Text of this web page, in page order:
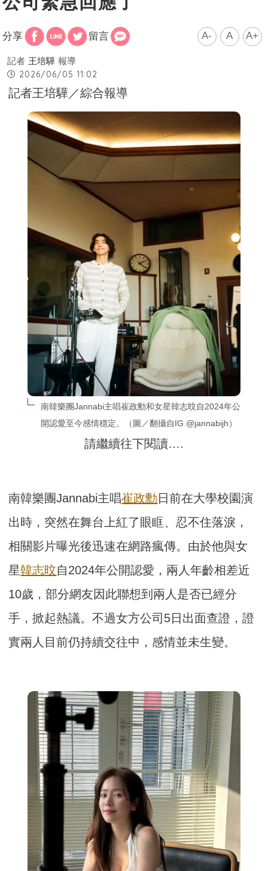
分享 留言 A- A A+
記者 王培驊 報導
2026/06/05 11:02
記者王培驊／綜合報導
南韓樂團Jannabi主唱崔政勳和女星韓志旼自2024年公
開認愛至今感情穩定。（圖／翻攝自IG @jannabijh）
請繼續往下閱讀….
南韓樂團Jannabi主唱崔政勳 日前在大學校園演
出時，突然在舞台上紅了眼眶、忍不住落淚，
相關影片曝光後迅速在網路瘋傳。由於他與女
星韓志旼自2024年公開認愛，兩人年齡相差近
10歲，部分網友因此聯想到兩人是否已經分
手，掀起熱議。不過女方公司5日出面查證，證
實兩人目前仍持續交往中，感情並未生變。